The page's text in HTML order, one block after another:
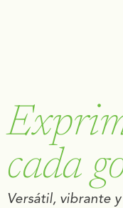
cada
Versátil, vibrante